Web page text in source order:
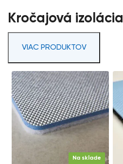
Kročajová izolácia
VIAC PRODUKTOV
Na sklade